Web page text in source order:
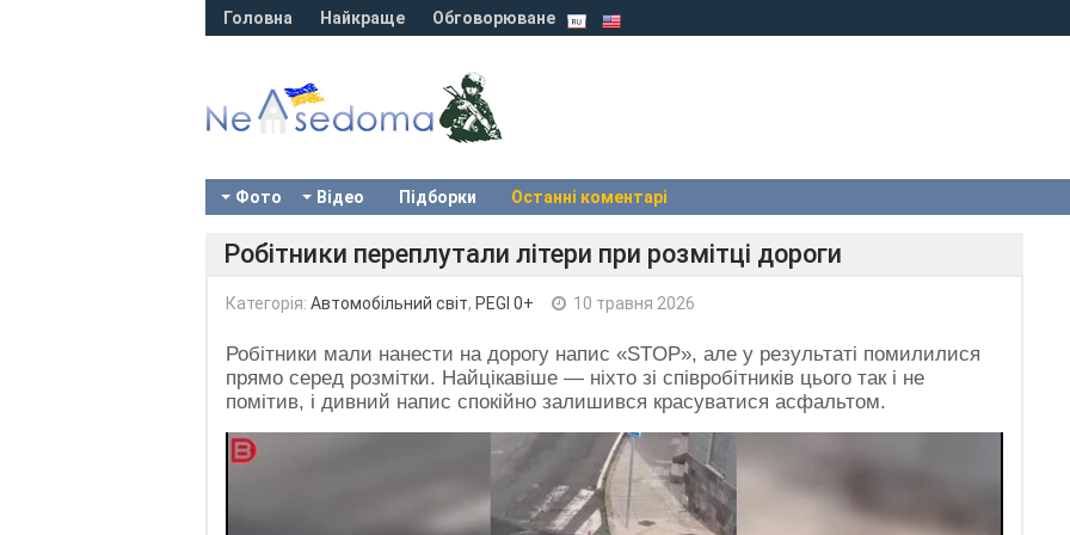
Головна Найкраще Обговорюване
Фото Відео Підборки Останні коментарі
Робітники переплутали літери при розмітці дороги
Категорія: Автомобільний світ, PEGI 0+ 10 травня 2026
Робітники мали нанести на дорогу напис «STOP», але у результаті помилилися
прямо серед розмітки. Найцікавіше — ніхто зі співробітників цього так і не
помітив, і дивний напис спокійно залишився красуватися асфальтом.
Video
Player